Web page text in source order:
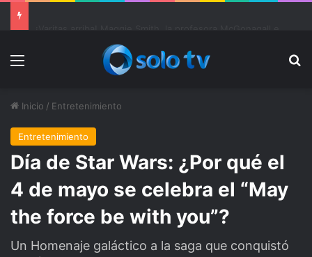
Menu
Inicio / Entretenimiento
Entretenimiento
Día de Star Wars: ¿Por qué el
4 de mayo se celebra el “May
the force be with you”?
Un Homenaje galáctico a la saga que conquistó